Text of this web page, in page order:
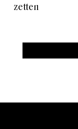
zetten